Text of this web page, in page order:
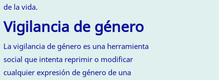
de la vida.
Vigilancia de género
La vigilancia de género es una herramienta
social que intenta reprimir o modificar
cualquier expresión de género de una